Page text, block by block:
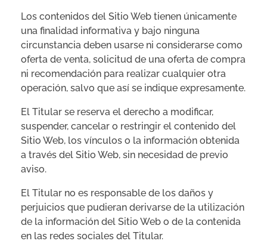
Los contenidos del Sitio Web tienen únicamente
una finalidad informativa y bajo ninguna
circunstancia deben usarse ni considerarse como
oferta de venta, solicitud de una oferta de compra
ni recomendación para realizar cualquier otra
operación, salvo que así se indique expresamente.
El Titular se reserva el derecho a modificar,
suspender, cancelar o restringir el contenido del
Sitio Web, los vínculos o la información obtenida
a través del Sitio Web, sin necesidad de previo
aviso.
El Titular no es responsable de los daños y
perjuicios que pudieran derivarse de la utilización
de la información del Sitio Web o de la contenida
en las redes sociales del Titular.